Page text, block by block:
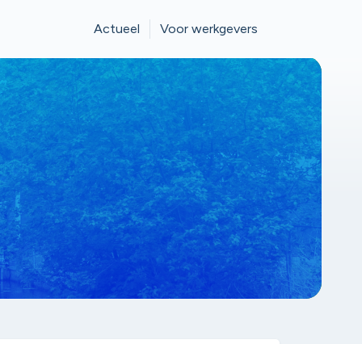
Actueel Voor werkgevers